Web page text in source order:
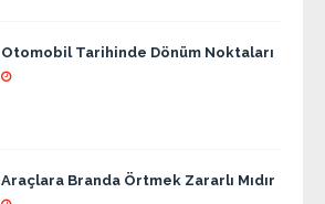
Otomobil Tarihinde Dönüm Noktaları
Araçlara Branda Örtmek Zararlı Mıdır